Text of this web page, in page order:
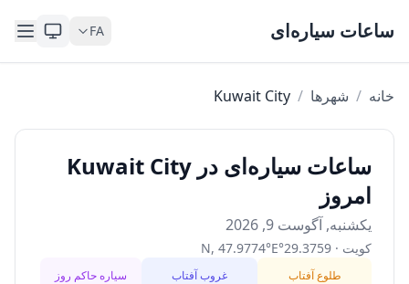
ساعات سیاره‌ای FA
خانه / شهرها /
Kuwait City
ساعات سیاره‌ای در Kuwait City
امروز
یکشنبه, آگوست 9, 2026
کویت ·
29.3759
°
N, 47.9774°E
طلوع آفتاب غروب آفتاب سیاره حاکم روز